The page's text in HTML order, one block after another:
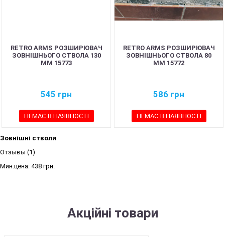
RETRO ARMS РОЗШИРЮВАЧ
ЗОВНІШНЬОГО СТВОЛА 130
ММ 15773
545 грн
НЕМАЄ В НАЯВНОСТІ
RETRO ARMS РОЗШИРЮВАЧ
ЗОВНІШНЬОГО СТВОЛА 80
ММ 15772
586 грн
НЕМАЄ В НАЯВНОСТІ
Зовнішні стволи
Отзывы (1)
Мин.цена: 438 грн.
Акційні товари